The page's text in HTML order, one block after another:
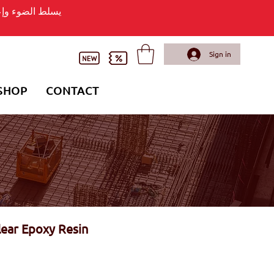
يسلط الضوء
Sign in
CONTACT
Epoxy Resin